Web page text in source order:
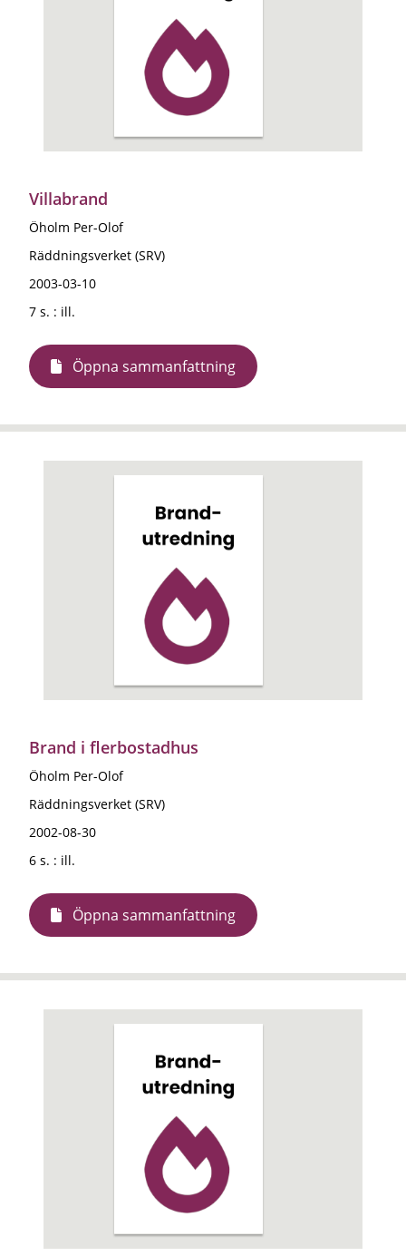
Villabrand
Öholm Per-Olof
Räddningsverket (SRV)
2003-03-10
7 s. : ill.
Öppna sammanfattning
Brand i flerbostadhus
Öholm Per-Olof
Räddningsverket (SRV)
2002-08-30
6 s. : ill.
Öppna sammanfattning